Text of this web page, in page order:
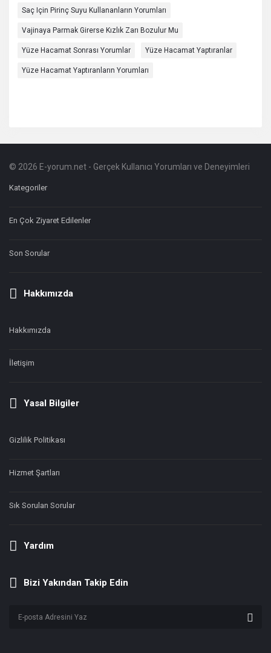
Saç Için Pirinç Suyu Kullananların Yorumları
Vajinaya Parmak Girerse Kızlık Zarı Bozulur Mu
Yüze Hacamat Sonrası Yorumlar Yüze Hacamat Yaptıranlar
Yüze Hacamat Yaptıranların Yorumları
Footer
Hakkında
© 2026 E-yorum.net - Gerçek Kullanıcı Yorumları ve Deneyimleri
Kategoriler
En Çok Ziyaret Edilenler
Son Sorular
Hakkımızda
Hakkımızda
İletişim
Yasal Bilgiler
Gizlilik Politikası
Hizmet Şartları
Sık Sorulan Sorular
Yardım
Bizi Yakından Takip Edin